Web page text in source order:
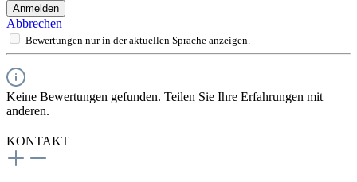
Anmelden
Abbrechen
Bewertungen nur in der aktuellen Sprache anzeigen.
Keine Bewertungen gefunden. Teilen Sie Ihre Erfahrungen mit
anderen.
KONTAKT